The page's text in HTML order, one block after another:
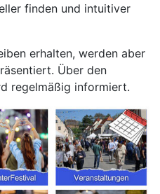
finden und intuitiver
erhalten, werden aber
Über den
regelmäßig informiert.